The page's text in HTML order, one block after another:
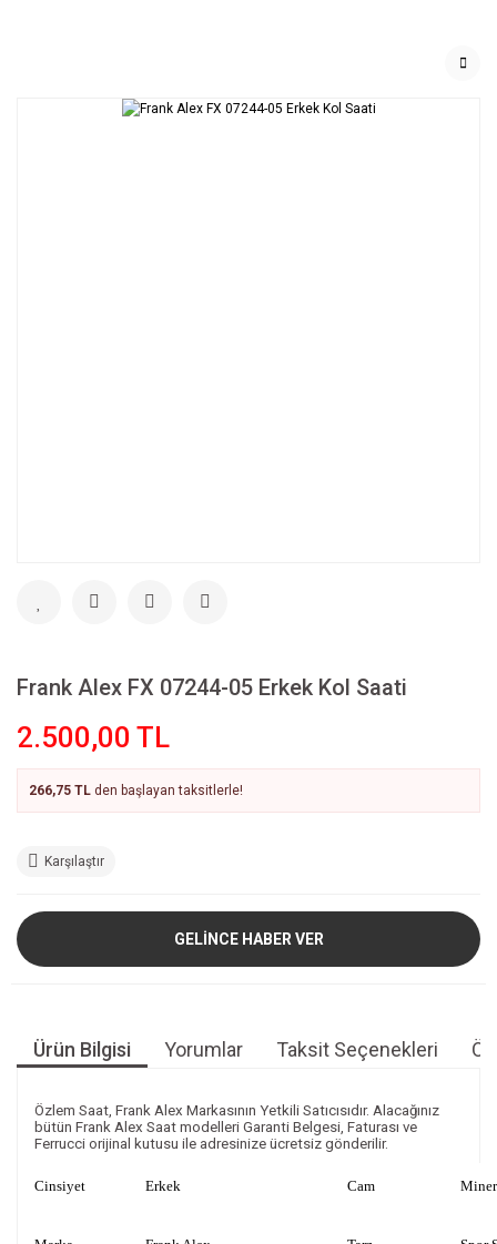
Frank Alex FX 07244-05 Erkek Kol Saati
2.500,00 TL
266,75 TL den başlayan taksitlerle!
Karşılaştır
GELİNCE HABER VER
Ürün Bilgisi Yorumlar Taksit Seçenekleri
Özlem Saat, Frank Alex Markasının Yetkili Satıcısıdır. Alacağınız
bütün Frank Alex Saat modelleri Garanti Belgesi, Faturası ve
Ferrucci orijinal kutusu ile adresinize ücretsiz gönderilir.
Cinsiyet Erkek Cam